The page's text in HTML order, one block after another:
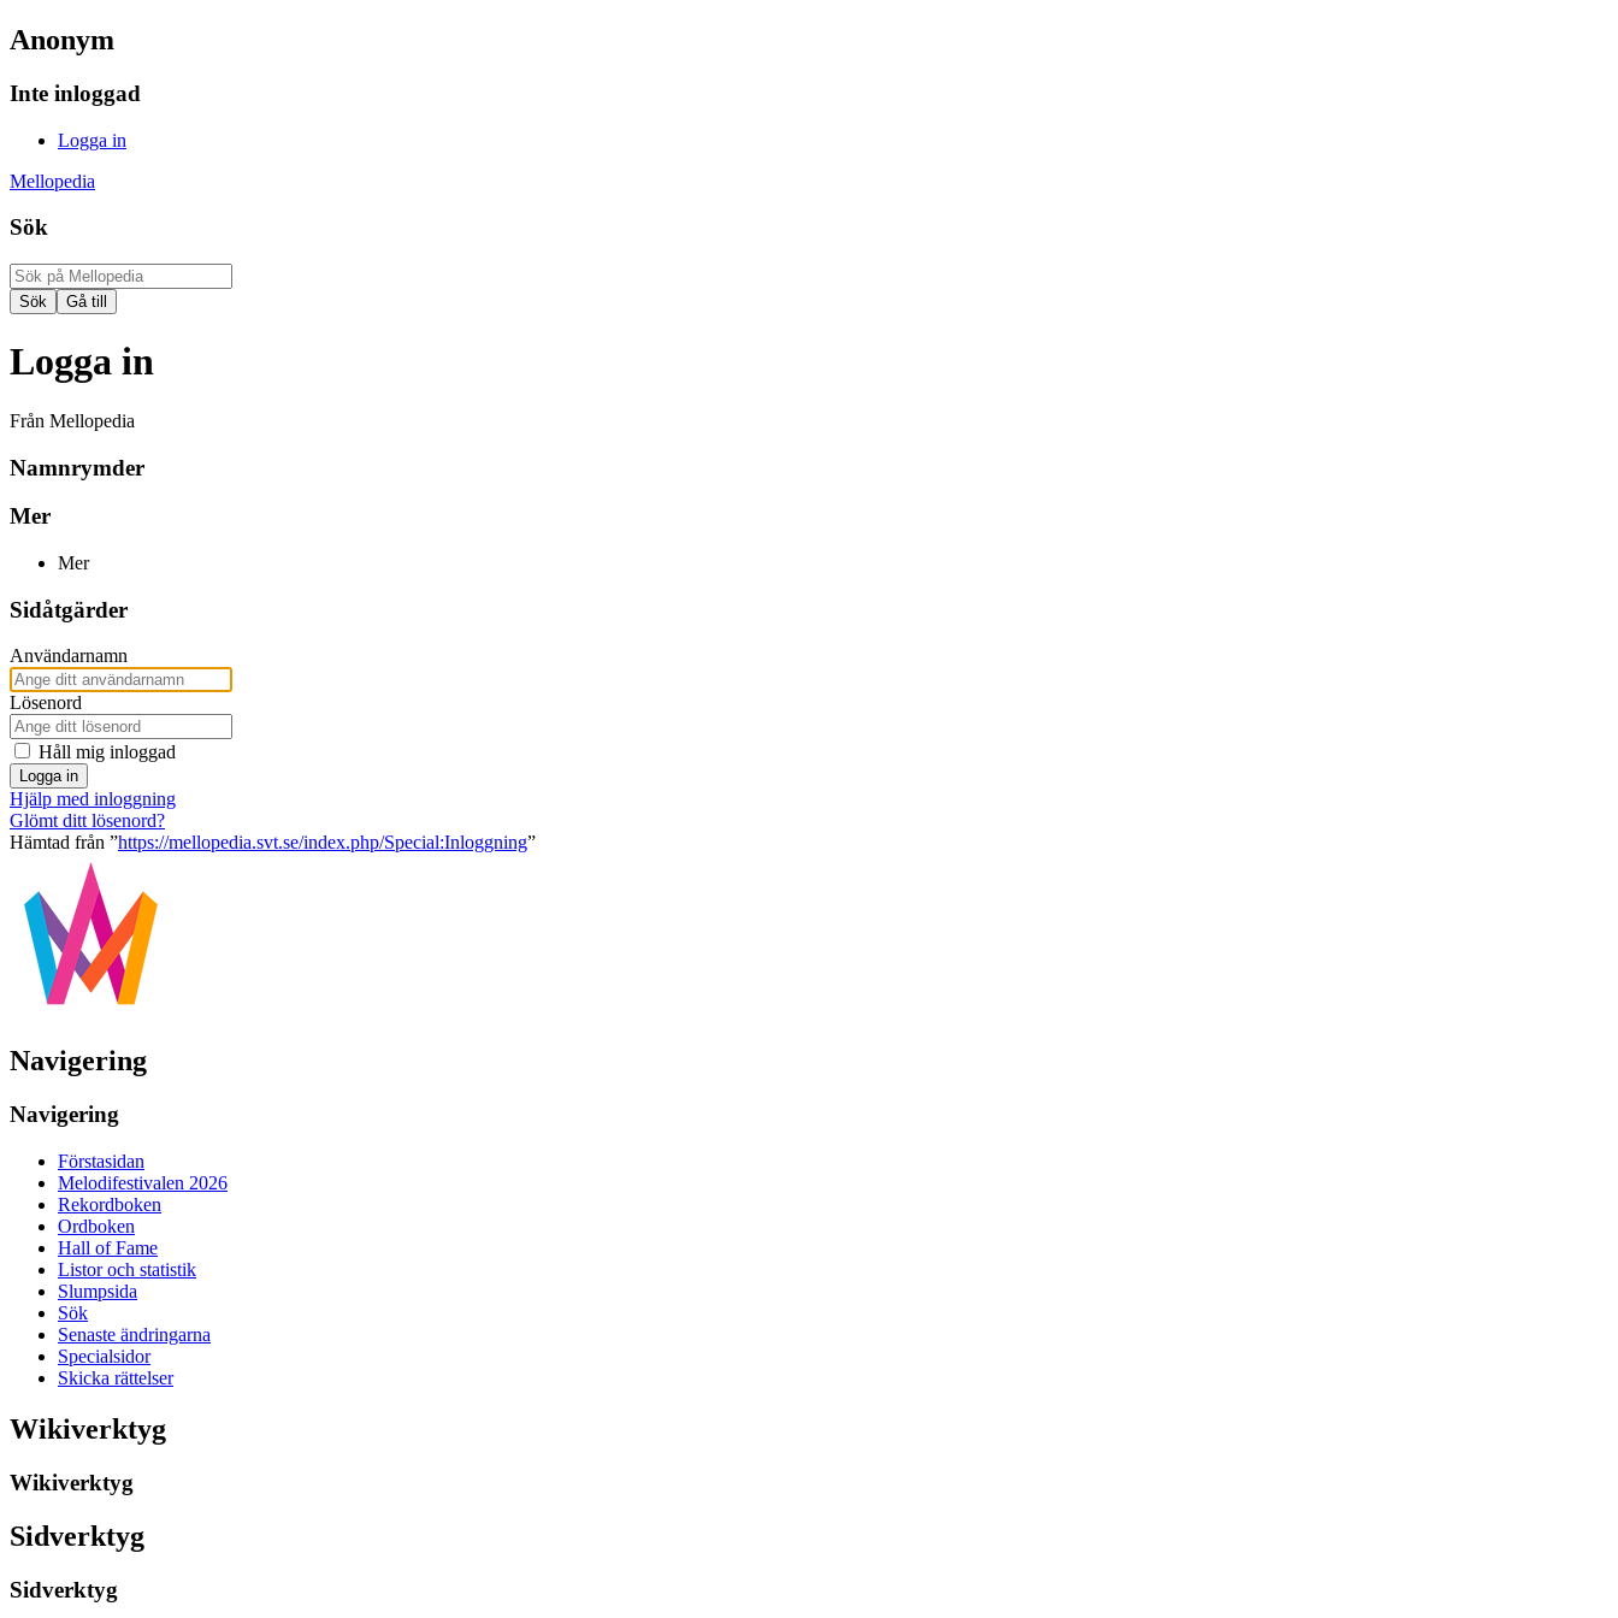
Anonym
Inte inloggad
Logga in
Mellopedia
Sök
Logga in
Från Mellopedia
Namnrymder
Mer
Mer
Sidåtgärder
Användarnamn
Lösenord
Håll mig inloggad
Logga in
Hjälp med inloggning
Glömt ditt lösenord?
Hämtad från ”https://mellopedia.svt.se/index.php/Special:Inloggning”
Navigering
Navigering
Förstasidan
Melodifestivalen 2026
Rekordboken
Ordboken
Hall of Fame
Listor och statistik
Slumpsida
Sök
Senaste ändringarna
Specialsidor
Skicka rättelser
Wikiverktyg
Wikiverktyg
Sidverktyg
Sidverktyg